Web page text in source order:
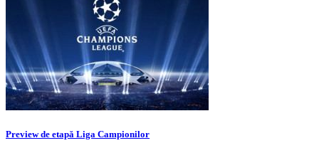
Preview de etapă Liga Campionilor